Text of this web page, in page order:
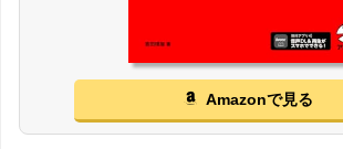
Amazonで見る